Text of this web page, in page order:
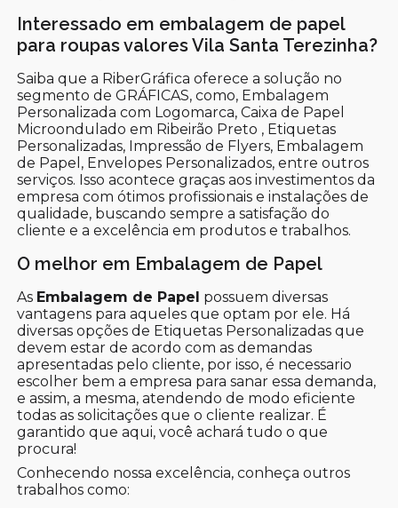
Interessado em embalagem de papel
para roupas valores Vila Santa Terezinha?
Saiba que a RiberGráfica oferece a solução no
segmento de GRÁFICAS, como, Embalagem
Personalizada com Logomarca, Caixa de Papel
Microondulado em Ribeirão Preto , Etiquetas
Personalizadas, Impressão de Flyers, Embalagem
de Papel, Envelopes Personalizados, entre outros
serviços. Isso acontece graças aos investimentos da
empresa com ótimos profissionais e instalações de
qualidade, buscando sempre a satisfação do
cliente e a excelência em produtos e trabalhos.
O melhor em Embalagem de Papel
As Embalagem de Papel possuem diversas
vantagens para aqueles que optam por ele. Há
diversas opções de Etiquetas Personalizadas que
devem estar de acordo com as demandas
apresentadas pelo cliente, por isso, é necessario
escolher bem a empresa para sanar essa demanda,
e assim, a mesma, atendendo de modo eficiente
todas as solicitações que o cliente realizar. É
garantido que aqui, você achará tudo o que
procura!
Conhecendo nossa excelência, conheça outros
trabalhos como: